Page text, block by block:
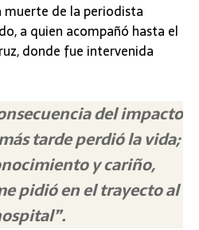
de la periodista
a quien acompañó hasta el
donde fue intervenida
del impacto
tarde perdió la vida;
y cariño,
pidió en el trayecto al